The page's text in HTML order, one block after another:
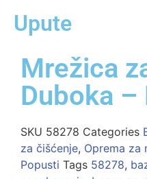
Upute
Mrežica
Duboka –
SKU 58278 Categories
za čišćenje, Oprema za
Popusti Tags 58278,